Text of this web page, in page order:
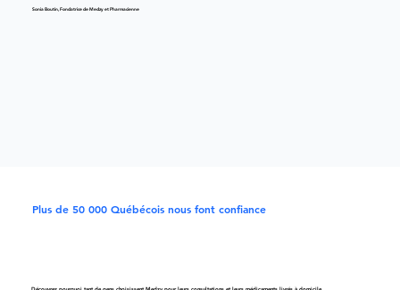
Sonia Boutin, Fondatrice de Medzy et Pharmacienne
Plus de 50 000 Québécois nous font confiance